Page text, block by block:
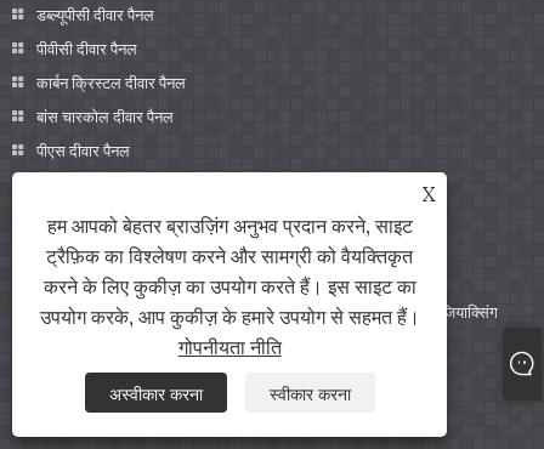
डब्ल्यूपीसी दीवार पैनल
पीवीसी दीवार पैनल
कार्बन क्रिस्टल दीवार पैनल
बांस चारकोल दीवार पैनल
पीएस दीवार पैनल
संपर्क करें
कमरा 2010 बी1 कनान प्लाजा (किनयी रोड और ज़ुइली रोड के चौराहे पर), जियाक्सिंग
+86-0573-85859222
info@zjarris.com
X
हम आपको बेहतर ब्राउज़िंग अनुभव प्रदान करने, साइट
ट्रैफ़िक का विश्लेषण करने और सामग्री को वैयक्तिकृत
करने के लिए कुकीज़ का उपयोग करते हैं। इस साइट का
उपयोग करके, आप कुकीज़ के हमारे उपयोग से सहमत हैं।
गोपनीयता नीति
अस्वीकार करना स्वीकार करना